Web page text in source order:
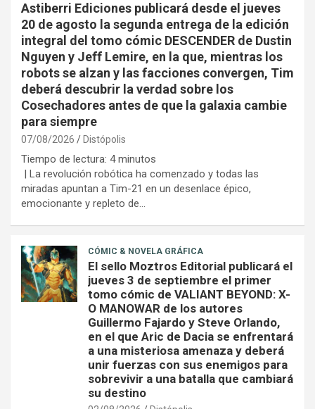
Astiberri Ediciones publicará desde el jueves
20 de agosto la segunda entrega de la edición
integral del tomo cómic DESCENDER de Dustin
Nguyen y Jeff Lemire, en la que, mientras los
robots se alzan y las facciones convergen, Tim
deberá descubrir la verdad sobre los
Cosechadores antes de que la galaxia cambie
para siempre
07/08/2026 Distópolis
Tiempo de lectura: 4 minutos
| La revolución robótica ha comenzado y todas las
miradas apuntan a Tim-21 en un desenlace épico,
emocionante y repleto de…
CÓMIC & NOVELA GRÁFICA
El sello Moztros Editorial publicará el
jueves 3 de septiembre el primer
tomo cómic de VALIANT BEYOND: X-
O MANOWAR de los autores
Guillermo Fajardo y Steve Orlando,
en el que Aric de Dacia se enfrentará
a una misteriosa amenaza y deberá
unir fuerzas con sus enemigos para
sobrevivir a una batalla que cambiará
su destino